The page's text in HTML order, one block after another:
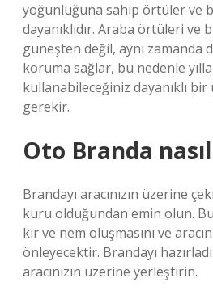
yoğunluğuna sahip örtüler ve
dayanıklıdır. Araba örtüleri ve
güneşten değil, aynı zamanda
koruma sağlar, bu nedenle
kullanabileceğiniz dayanıklı
gerekir.
Oto Branda
Brandayı aracınızın üzerine
kuru olduğundan emin olun.
kir ve nem oluşmasını ve
önleyecektir. Brandayı
aracınızın üzerine yerleştirin.